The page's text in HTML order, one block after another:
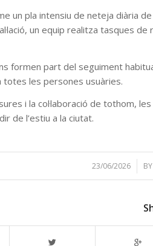
un pla intensiu de neteja diària
un equip realitza tasques
formen part del seguiment
les persones usuàries.
i la col·laboració de tothom,
de l’estiu a la ciutat.
23/06/2026
/ BY